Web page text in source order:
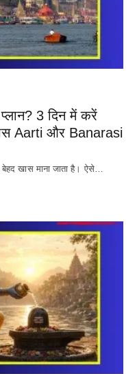
3 दिन में करें
Aarti और Banarasi
बेहद खास माना जाता है। ऐसे…